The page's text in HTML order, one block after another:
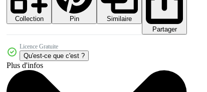
Collection Pin
Similaire
Partager
Licence Gratuite
Qu'est-ce que c'est ?
Plus d'infos